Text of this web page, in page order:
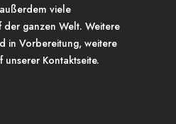
viele
der ganzen Welt. Weitere
in Vorbereitung, weitere
unserer Kontaktseite.